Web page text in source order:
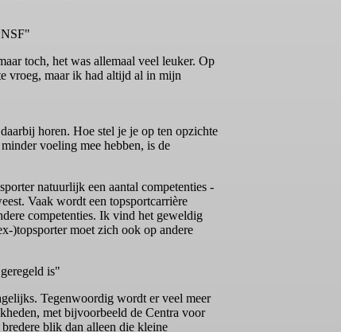
toch, het was allemaal veel leuker. Op
vroeg, maar ik had altijd al in mijn
horen. Hoe stel je je op ten opzichte
voeling mee hebben, is de
natuurlijk een aantal competenties -
Vaak wordt een topsportcarrière
competenties. Ik vind het geweldig
)topsporter moet zich ook op andere
is"
Tegenwoordig wordt er veel meer
met bijvoorbeeld de Centra voor
blik dan alleen die kleine